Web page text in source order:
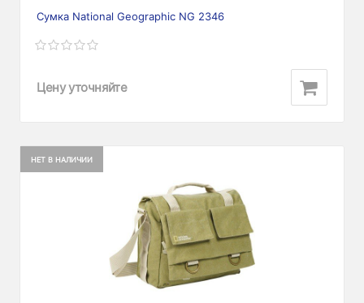
Сумка National Geographic NG 2346
Цену уточняйте
НЕТ В НАЛИЧИИ